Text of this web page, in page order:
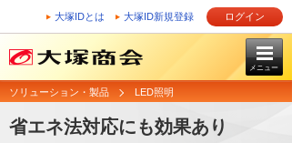
大塚IDとは 大塚ID新規登録 ログイン
メニュー
ソリューション・製品 LED照明
省エネ法対応にも効果あり